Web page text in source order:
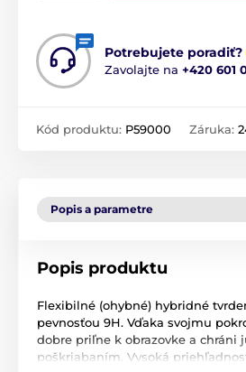
Potrebujete poradiť?
Zavolajte na +420 601
Kód produktu: P59000 Záruka:
Popis a parametre
Popis produktu
Flexibilné (ohybné) hybridné
pevnosťou 9H. Vďaka svojmu
dobre priľne k obrazovke a chráni
poškriabaním. Vysoká